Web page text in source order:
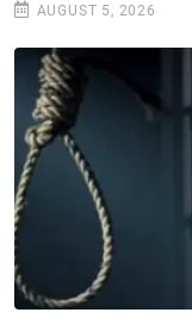
AUGUST 5, 2026